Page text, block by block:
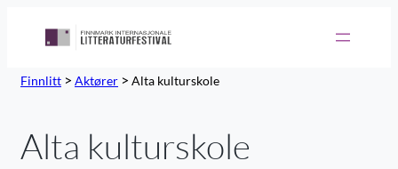
Finnlitt > Aktører > Alta kulturskole
Alta kulturskole